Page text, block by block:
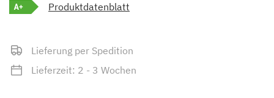
A+ Produktdatenblatt
Lieferung per Spedition
Lieferzeit: 2 - 3 Wochen